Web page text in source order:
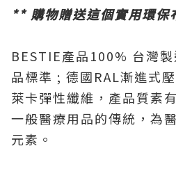
** 購物贈送這個實用環保
BESTIE產品100% 台灣
品標準 ; 德國RAL漸進式
萊卡彈性纖維，產品質素
一般醫療用品的傳統，為
元素。